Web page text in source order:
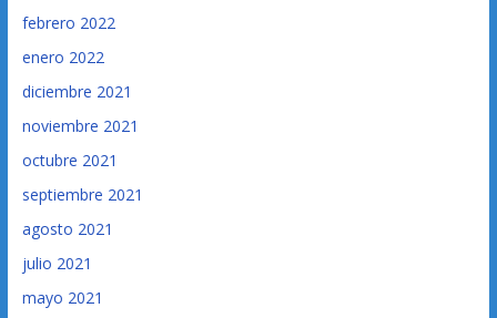
febrero 2022
enero 2022
diciembre 2021
noviembre 2021
octubre 2021
septiembre 2021
agosto 2021
julio 2021
mayo 2021